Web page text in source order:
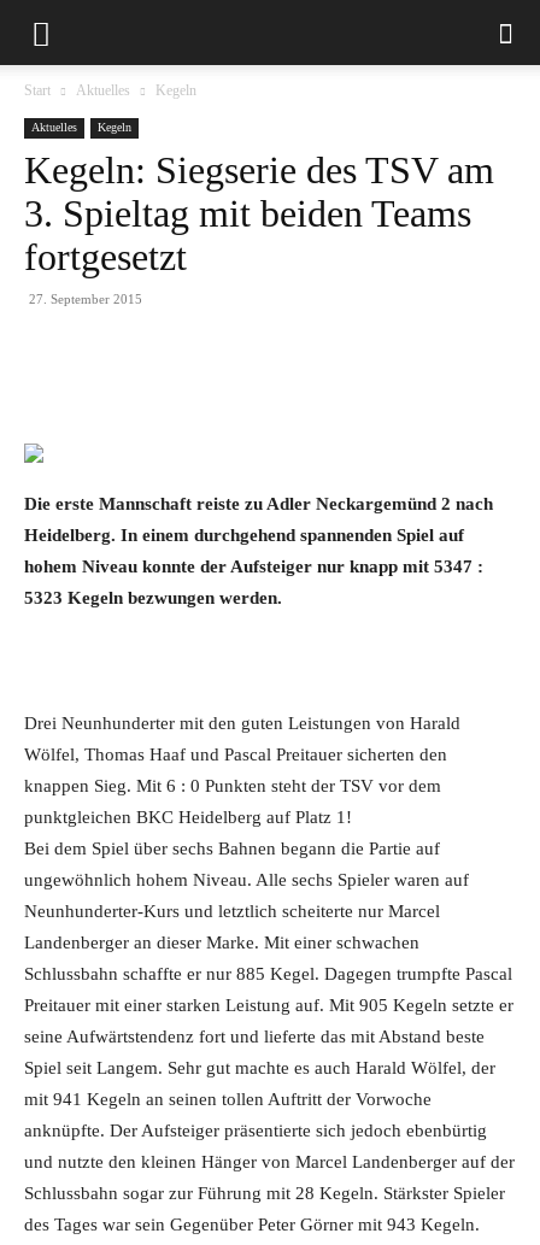
Start Aktuelles Kegeln
Aktuelles Kegeln
Kegeln: Siegserie des TSV am
3. Spieltag mit beiden Teams
fortgesetzt
27. September 2015
Die erste Mannschaft reiste zu Adler Neckargemünd 2 nach
Heidelberg. In einem durchgehend spannenden Spiel auf
hohem Niveau konnte der Aufsteiger nur knapp mit 5347 :
5323 Kegeln bezwungen werden.
Drei Neunhunderter mit den guten Leistungen von Harald
Wölfel, Thomas Haaf und Pascal Preitauer sicherten den
knappen Sieg. Mit 6 : 0 Punkten steht der TSV vor dem
punktgleichen BKC Heidelberg auf Platz 1!
Bei dem Spiel über sechs Bahnen begann die Partie auf
ungewöhnlich hohem Niveau. Alle sechs Spieler waren auf
Neunhunderter-Kurs und letztlich scheiterte nur Marcel
Landenberger an dieser Marke. Mit einer schwachen
Schlussbahn schaffte er nur 885 Kegel. Dagegen trumpfte Pascal
Preitauer mit einer starken Leistung auf. Mit 905 Kegeln setzte er
seine Aufwärtstendenz fort und lieferte das mit Abstand beste
Spiel seit Langem. Sehr gut machte es auch Harald Wölfel, der
mit 941 Kegeln an seinen tollen Auftritt der Vorwoche
anknüpfte. Der Aufsteiger präsentierte sich jedoch ebenbürtig
und nutzte den kleinen Hänger von Marcel Landenberger auf der
Schlussbahn sogar zur Führung mit 28 Kegeln. Stärkster Spieler
des Tages war sein Gegenüber Peter Görner mit 943 Kegeln.